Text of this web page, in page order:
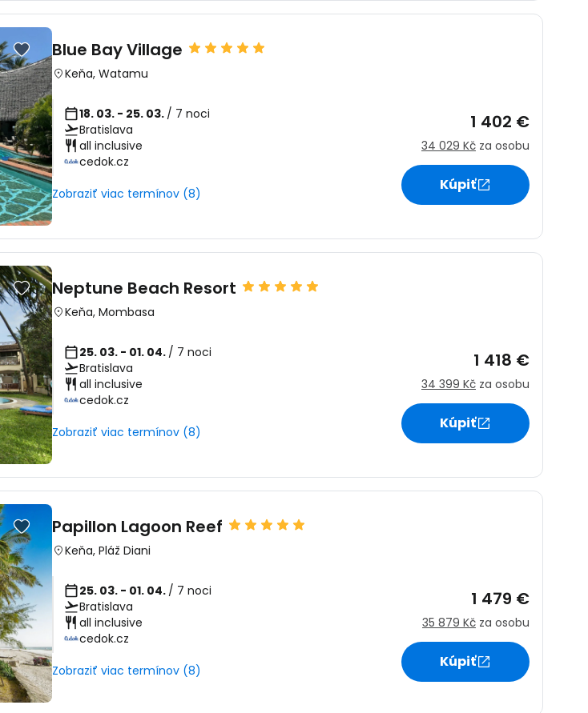
Blue Bay Village
Keňa, Watamu
18. 03. - 25. 03. / 7 noci
Bratislava
all inclusive
cedok.cz
Zobraziť viac termínov (8)
1 402 €
34 029 Kč za osobu
Kúpiť
Neptune Beach Resort
Keňa, Mombasa
25. 03. - 01. 04. / 7 noci
Bratislava
all inclusive
cedok.cz
Zobraziť viac termínov (8)
1 418 €
34 399 Kč za osobu
Kúpiť
Papillon Lagoon Reef
Keňa, Pláž Diani
25. 03. - 01. 04. / 7 noci
Bratislava
all inclusive
cedok.cz
Zobraziť viac termínov (8)
1 479 €
35 879 Kč za osobu
Kúpiť
Prihláste sa do služby
Cestee
... celosvetovej komunity cestovateľov
Pokračovať so službou Google